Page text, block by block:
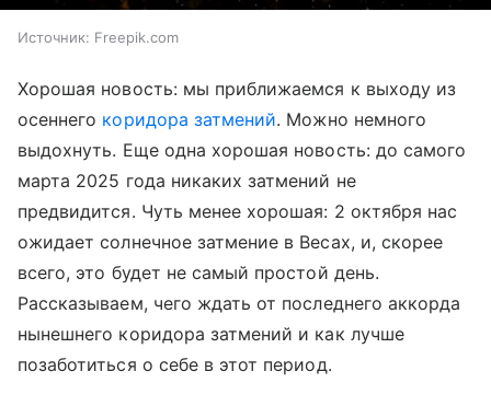
Источник: Freepik.com
Хорошая новость: мы приближаемся к выходу из
осеннего коридора затмений. Можно немного
выдохнуть. Еще одна хорошая новость: до самого
марта 2025 года никаких затмений не
предвидится. Чуть менее хорошая: 2 октября нас
ожидает солнечное затмение в Весах, и, скорее
всего, это будет не самый простой день.
Рассказываем, чего ждать от последнего аккорда
нынешнего коридора затмений и как лучше
позаботиться о себе в этот период.